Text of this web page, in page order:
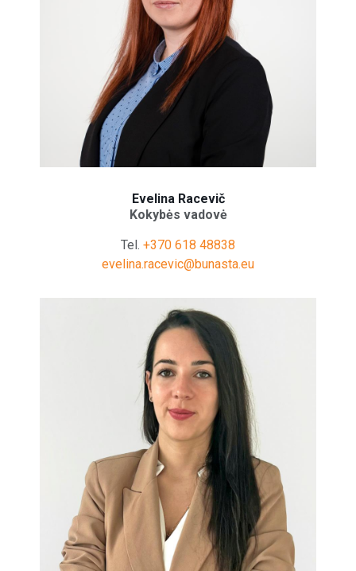
Evelina Racevič
Kokybės vadovė
Tel. +370 618 48838
evelina.racevic@bunasta.eu